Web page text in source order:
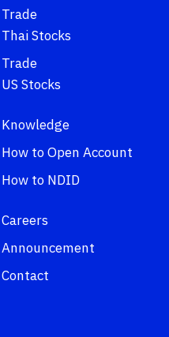
Trade
Thai Stocks
Trade
US Stocks
Knowledge
How to Open Account
How to NDID
Careers
Announcement
Contact